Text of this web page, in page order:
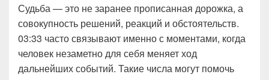
Судьба — это не заранее прописанная дорожка, а
совокупность решений, реакций и обстоятельств.
03:33 часто связывают именно с моментами, когда
человек незаметно для себя меняет ход
дальнейших событий. Такие числа могут помочь